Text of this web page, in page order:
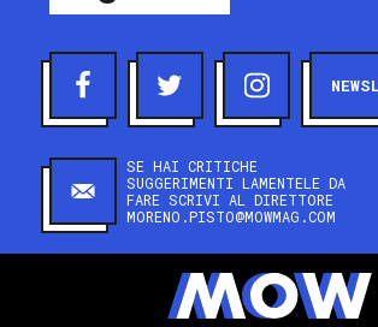
SE HAI CRITICHE
SUGGERIMENTI LAMENTELE DA
FARE SCRIVI AL DIRETTORE
MORENO.PISTO@MOWMAG.COM